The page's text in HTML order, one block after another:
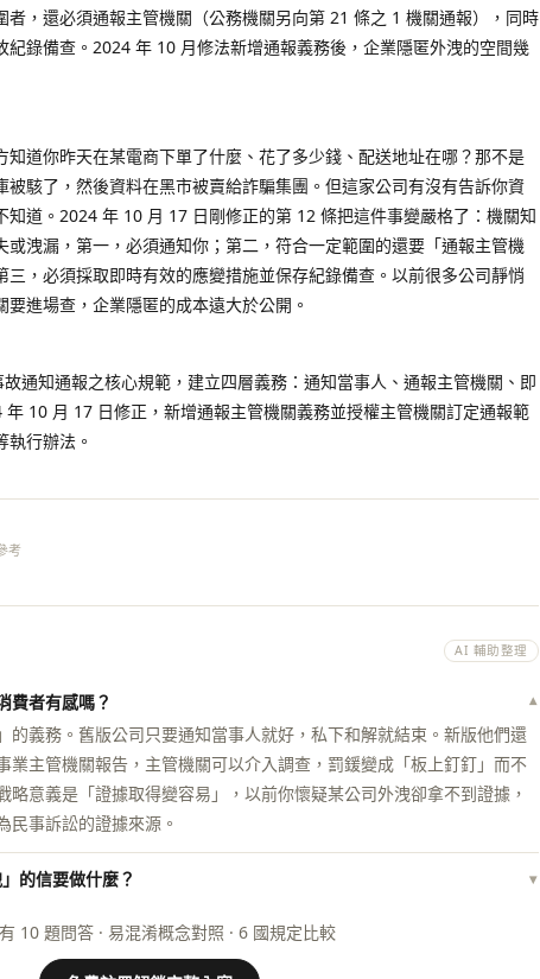
者，還必須通報主管機關（公務機關另向第 21 條之 1 機關通報），同時
紀錄備查。2024 年 10 月修法新增通報義務後，企業隱匿外洩的空間幾
道你昨天在某電商下單了什麼、花了多少錢、配送地址在哪？那不是
駭了，然後資料在黑市被賣給詐騙集團。但這家公司有沒有告訴你資
知道。2024 年 10 月 17 日剛修正的第 12 條把這件事變嚴格了：機關知
洩漏，第一，必須通知你；第二，符合一定範圍的還要「通報主管機
三，必須採取即時有效的應變措施並保存紀錄備查。以前很多公司靜悄
進場查，企業隱匿的成本遠大於公開。
通知通報之核心規範，建立四層義務：通知當事人、通報主管機關、即
10 月 17 日修正，新增通報主管機關義務並授權主管機關訂定通報範
行辦法。
考
AI 輔助整理
費者有感嗎？ ▾
的義務。舊版公司只要通知當事人就好，私下和解就結束。新版他們還
業主管機關報告，主管機關可以介入調查，罰鍰變成「板上釘釘」而不
略意義是「證據取得變容易」，以前你懷疑某公司外洩卻拿不到證據，
民事訴訟的證據來源。
的信要做什麼？ ▾
10 題問答 · 易混淆概念對照 · 6 國規定比較